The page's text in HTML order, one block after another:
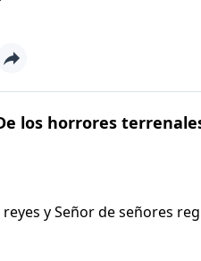
de los santos termina.
niveles más profundos de
los horrores
reyes y Señor de señores
y juez de la tierra.